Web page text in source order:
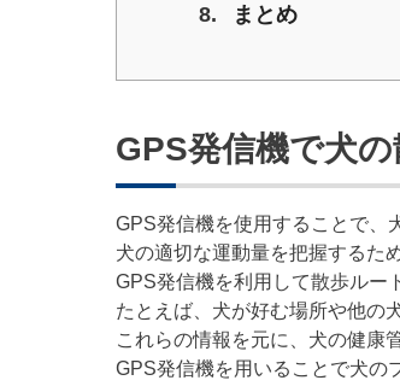
まとめ
GPS発信機で犬
GPS発信機を使用することで、
犬の適切な運動量を把握するた
GPS発信機を利用して散歩ルー
たとえば、犬が好む場所や他の
これらの情報を元に、犬の健康
GPS発信機を用いることで犬の